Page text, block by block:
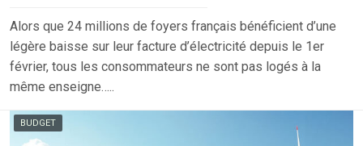
Alors que 24 millions de foyers français bénéficient d’une
légère baisse sur leur facture d’électricité depuis le 1er
février, tous les consommateurs ne sont pas logés à la
même enseigne…..
BUDGET